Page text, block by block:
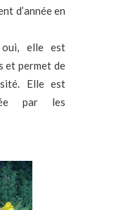
d’année en
elle est
et permet de
Elle est
par les